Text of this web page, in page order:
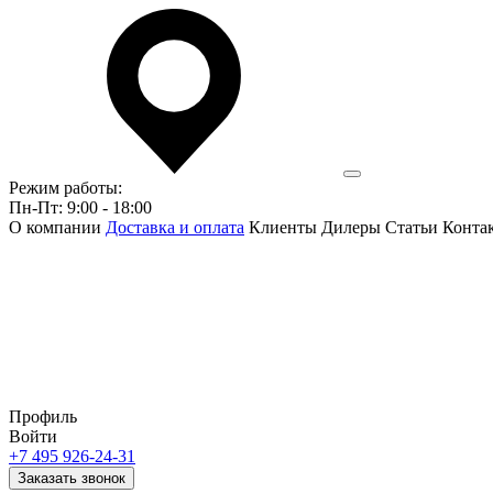
Режим работы:
Пн-Пт: 9:00 - 18:00
О компании Доставка и оплата Клиенты Дилеры Статьи
Профиль
Войти
+7 495 926-24-31
Заказать звонок